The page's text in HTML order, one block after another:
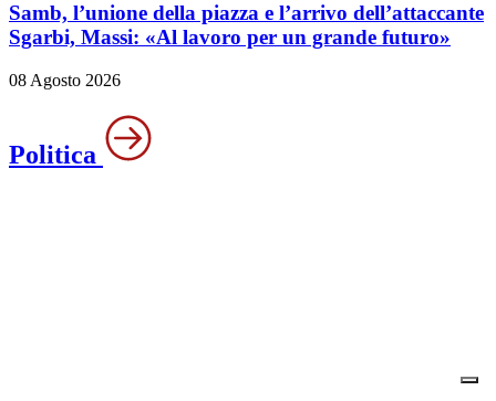
Samb, l’unione della piazza e l’arrivo dell’attaccante
Sgarbi, Massi: «Al lavoro per un grande futuro»
08 Agosto 2026
Politica